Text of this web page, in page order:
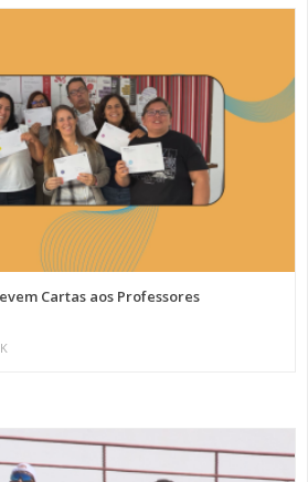
Cartas aos Professores